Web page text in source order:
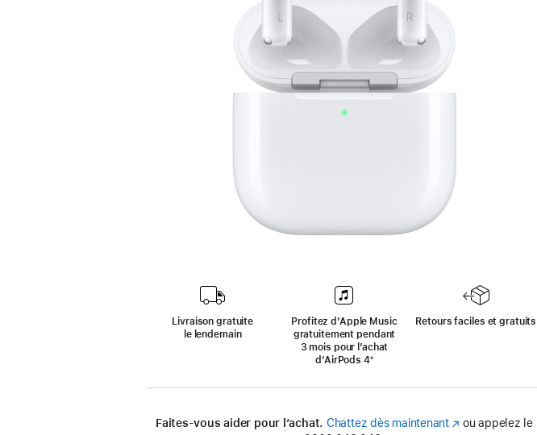
Livraison gratuite
le lendemain
Profitez d’Apple Music
gratuitement pendant
3 mois pour l’achat
d’AirPods 4Note
bas
⁺
Retours faciles et gratuits
Faites-vous aider pour l’achat. Chattez dès maintenant(s’ouvre
ou appelez le